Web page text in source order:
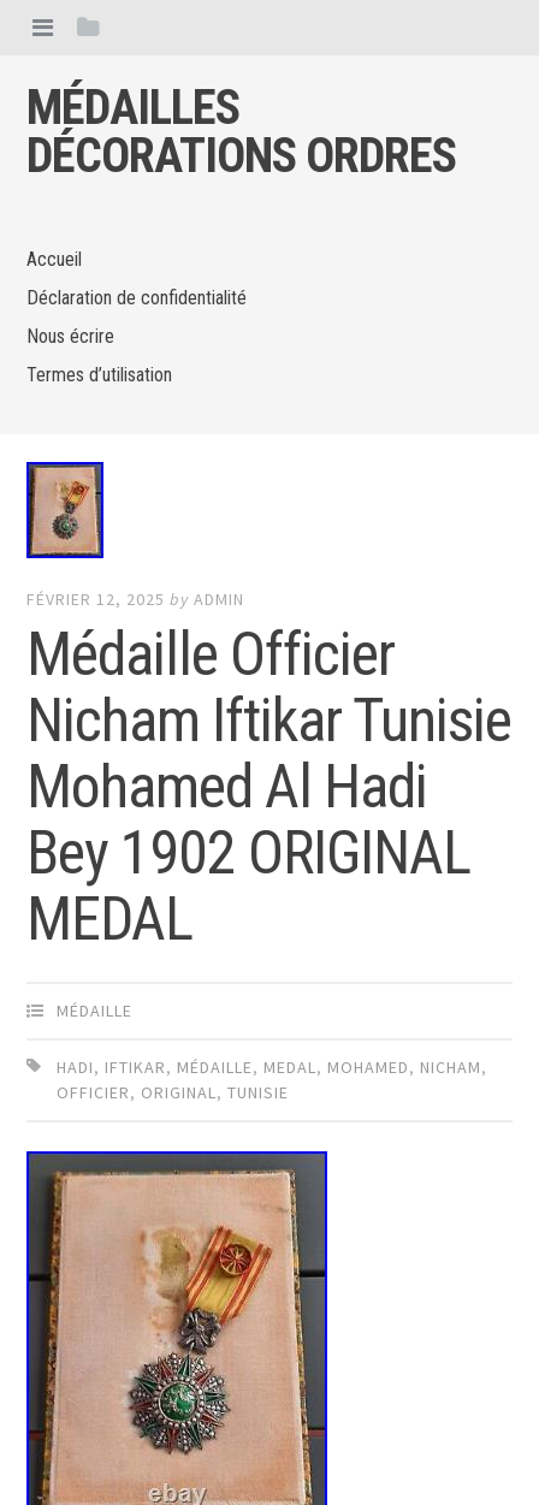
MÉDAILLES
DÉCORATIONS ORDRES
Accueil
Déclaration de confidentialité
Nous écrire
Termes d’utilisation
FÉVRIER 12, 2025 byADMIN
Médaille Officier
Nicham Iftikar Tunisie
Mohamed Al Hadi
Bey 1902 ORIGINAL
MEDAL
MÉDAILLE
HADI, IFTIKAR, MÉDAILLE, MEDAL, MOHAMED, NICHAM,
OFFICIER, ORIGINAL,TUNISIE